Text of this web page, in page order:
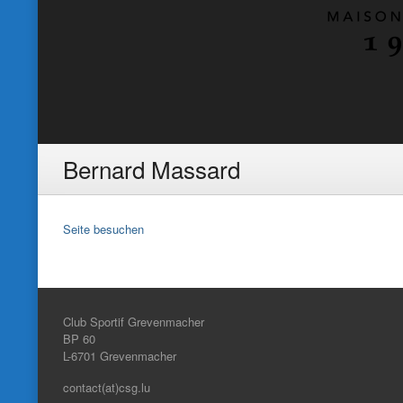
Bernard Massard
Seite besuchen
Club Sportif Grevenmacher
BP 60
L-6701 Grevenmacher
contact(at)csg.lu